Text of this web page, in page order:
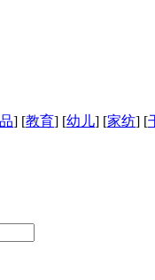
] [教育] [幼儿] [家纺] [